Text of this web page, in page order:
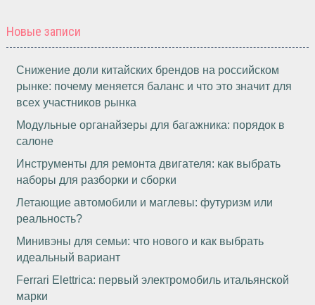
Новые записи
Снижение доли китайских брендов на российском
рынке: почему меняется баланс и что это значит для
всех участников рынка
Модульные органайзеры для багажника: порядок в
салоне
Инструменты для ремонта двигателя: как выбрать
наборы для разборки и сборки
Летающие автомобили и маглевы: футуризм или
реальность?
Минивэны для семьи: что нового и как выбрать
идеальный вариант
Ferrari Elettrica: первый электромобиль итальянской
марки